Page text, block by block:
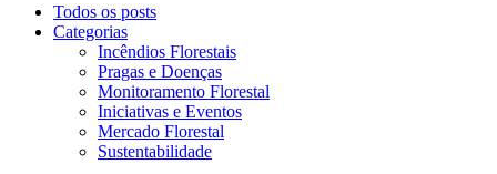
Todos os posts
Categorias
Incêndios Florestais
Pragas e Doenças
Monitoramento Florestal
Iniciativas e Eventos
Mercado Florestal
Sustentabilidade